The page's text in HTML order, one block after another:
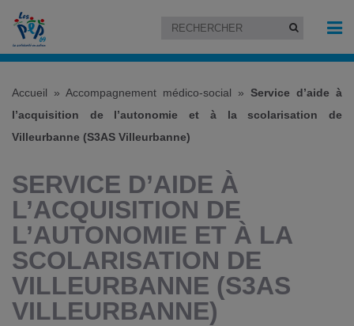
Accueil » Accompagnement médico-social » Service d’aide à
l’acquisition de l’autonomie et à la scolarisation de
Villeurbanne (S3AS Villeurbanne)
SERVICE D’AIDE À
L’ACQUISITION DE
L’AUTONOMIE ET À LA
SCOLARISATION DE
VILLEURBANNE (S3AS
VILLEURBANNE)